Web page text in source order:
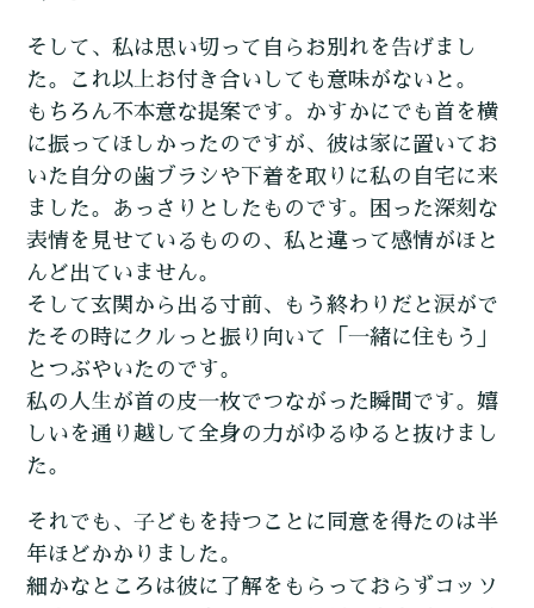
そして、私は思い切って自らお別れを告げまし
た。これ以上お付き合いしても意味がないと。
もちろん不本意な提案です。かすかにでも首を横
に振ってほしかったのですが、彼は家に置いてお
いた自分の歯ブラシや下着を取りに私の自宅に来
ました。あっさりとしたものです。困った深刻な
表情を見せているものの、私と違って感情がほと
んど出ていません。
そして玄関から出る寸前、もう終わりだと涙がで
たその時にクルっと振り向いて「一緒に住もう」
とつぶやいたのです。
私の人生が首の皮一枚でつながった瞬間です。嬉
しいを通り越して全身の力がゆるゆると抜けまし
た。
それでも、子どもを持つことに同意を得たのは半
年ほどかかりました。
細かなところは彼に了解をもらっておらずコッソ